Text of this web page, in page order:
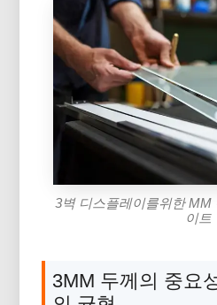
3벽 디스플레이를위한 MM
이트
3MM 두께의 중요